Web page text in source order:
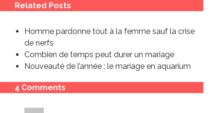
Related Posts
Homme pardonne tout à la femme sauf la crise
de nerfs
Combien de temps peut durer un mariage
Nouveauté de l’année : le mariage en aquarium
4 Comments